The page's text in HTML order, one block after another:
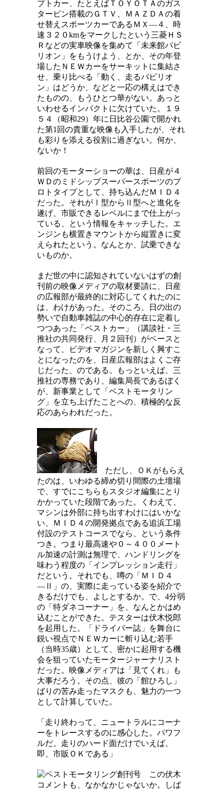
プトカー、たとえばＴＯＹＯＴＡのガス
タービン搭載のＧＴＶ、ＭＡＺＤＡの着
せ替えスポーツカーであるＭＸ―４、時
速３２０kmをマークしたという三菱ＨＳ
Ｒなどの実車映像を集めて「未来館パビ
リオン」をもうけよう、とか、その年登
場したＮＥＷカーをサーキットに集結さ
せ、乗り比べる「動く、走るパビリオ
ン」はどうか、などと一応の構えはでき
たものの、もうひとつ華がない。あっと
いわせるインパクトに欠けていた。１９
５４（昭和29）年に日比谷公園で開かれ
た第1回の貴重な映像も入手したが、それ
も彩りを添える役割に過ぎない。何か、
ないか！
前回のモーターショーの華は、日産が４
ＷＤのミドシップスーパースポーツのプ
ロトタイプとして、持ち込んだＭＩＤ４
だった。それがⅠ型からⅡ型へと進化を
遂げ、市販できるレベルにまで仕上がっ
ている、という情報をキャッチした。エ
ンジンも横置きマウントから縦置きに変
えられたという。なんとか、試乗できな
いものか。
まだ世の中に認知されていないはずの創
刊前の映像メディアの取材要請に、日産
の広報部が最終的に対応してくれたのに
は、わけがあった。そのころ、日の出の
勢いで自動車雑誌の中心的存在に定着し
つつあった「ベストカー」（講談社・三
推社の共同発行、月２回刊）がベースと
なって、ビデオマガジンを新しく興すこ
とになったのを、日産広報部はよくご存
じだった、のである。もっといえば、三
推社の専務であり、編集局長であるぼく
が、新事業として「ベストモータリン
グ」を立ち上げたことへの、積極的な反
応のあらわれだった。
ただし、ＯＫがもらえ
たのは、いわゆる締め切り間際の土壇場
で、すでにこちらもスタジオ編集にとり
かかっていた段階であった。くわえて、
マシンは外部に持ち出すわけにはいかな
い、ＭＩＤ４の開発拠点である追浜工場
付設のテストコースでなら、という条件
つき。つまり最高速や０～４００メート
ル加速の計測は無理で、ハンドリングを
味わう程度の「インプレッション走行」
だという。それでも、噂の「ＭＩＤ４
―Ⅱ」の、実際に走っている姿を紹介で
きるだけでも、よしとするか。で、4分弱
の「特ダネコーナー」を、なんとかはめ
込むことができた。テスターは伏木悦郎
を起用した。「ドライバー誌」を舞台に
鋭い視点でＮＥＷカーに斬り込む若手
（当時35歳）として、密かに起用する機
会を狙っていたモータージャーナリスト
だった。映像メディアは「見てくれ」も
大事だろう。その点、彼の「館ひろし」
ばりの苦み走ったマスクも、魅力の一つ
として計算していた。
「走り終わって、ニュートラルにコーナ
ーをトレースするのに感心した。パワフ
ルだ。走りのハード面だけでいえば、
即、市販ＯＫである」
この伏木
コメントも、なかなかじゃないか。しば